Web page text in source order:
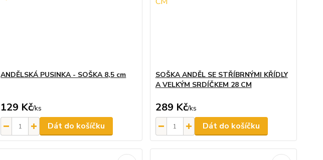
ANDĚLSKÁ PUSINKA - SOŠKA 8,5 cm
129 Kč/ks
Dát do košíčku
SOŠKA ANDĚL SE STŘÍBRNÝMI KŘÍDLY
A VELKÝM SRDÍČKEM 28 CM
289 Kč/ks
Dát do košíčku